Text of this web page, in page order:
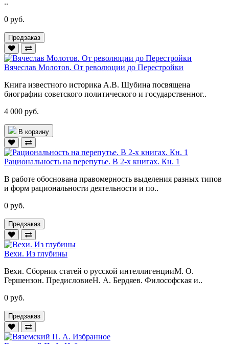
0 руб.
Предзаказ
Вячеслав Молотов. От революции до Перестройки
Книга известного историка А.В. Шубина посвящена
биографии советского политического и государственног..
4 000 руб.
В корзину
Рациональность на перепутье. В 2-х книгах. Кн. 1
В работе обоснована правомерность выделения разных типов
и форм рациональности деятельности и по..
0 руб.
Предзаказ
Вехи. Из глубины
Вехи. Сборник статей о русской интеллигенцииМ. О.
Гершензон. ПредисловиеН. А. Бердяев. Философская и..
0 руб.
Предзаказ